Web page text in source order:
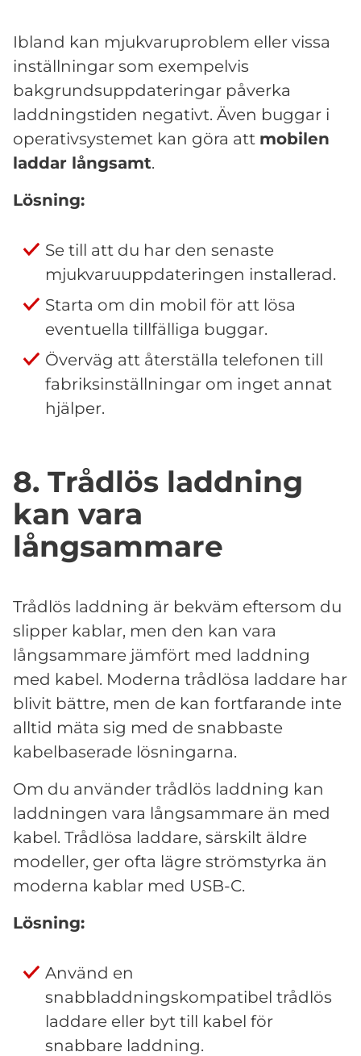
Ibland kan mjukvaruproblem eller vissa
inställningar som exempelvis
bakgrundsuppdateringar påverka
laddningstiden negativt. Även buggar i
operativsystemet kan göra att mobilen
laddar långsamt.
Lösning:
Se till att du har den senaste
mjukvaruuppdateringen installerad.
Starta om din mobil för att lösa
eventuella tillfälliga buggar.
Överväg att återställa telefonen till
fabriksinställningar om inget annat
hjälper.
8. Trådlös laddning
kan vara
långsammare
Trådlös laddning är bekväm eftersom du
slipper kablar, men den kan vara
långsammare jämfört med laddning
med kabel. Moderna trådlösa laddare har
blivit bättre, men de kan fortfarande inte
alltid mäta sig med de snabbaste
kabelbaserade lösningarna.
Om du använder trådlös laddning kan
laddningen vara långsammare än med
kabel. Trådlösa laddare, särskilt äldre
modeller, ger ofta lägre strömstyrka än
moderna kablar med USB-C.
Lösning:
Använd en
snabbladdningskompatibel trådlös
laddare eller byt till kabel för
snabbare laddning.